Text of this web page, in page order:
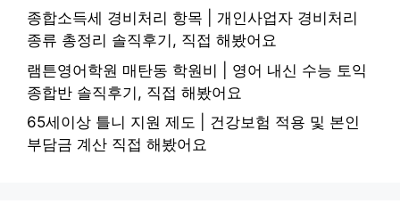
종합소득세 경비처리 항목 | 개인사업자 경비처리
종류 총정리 솔직후기, 직접 해봤어요
램튼영어학원 매탄동 학원비 | 영어 내신 수능 토익
종합반 솔직후기, 직접 해봤어요
65세이상 틀니 지원 제도 | 건강보험 적용 및 본인
부담금 계산 직접 해봤어요